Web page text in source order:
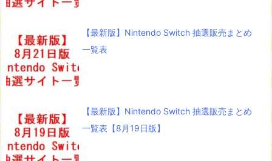
【最新版】Nintendo Switch 抽選販売まとめ
一覧表
【最新版】Nintendo Switch 抽選販売まとめ
一覧表【8月19日版】